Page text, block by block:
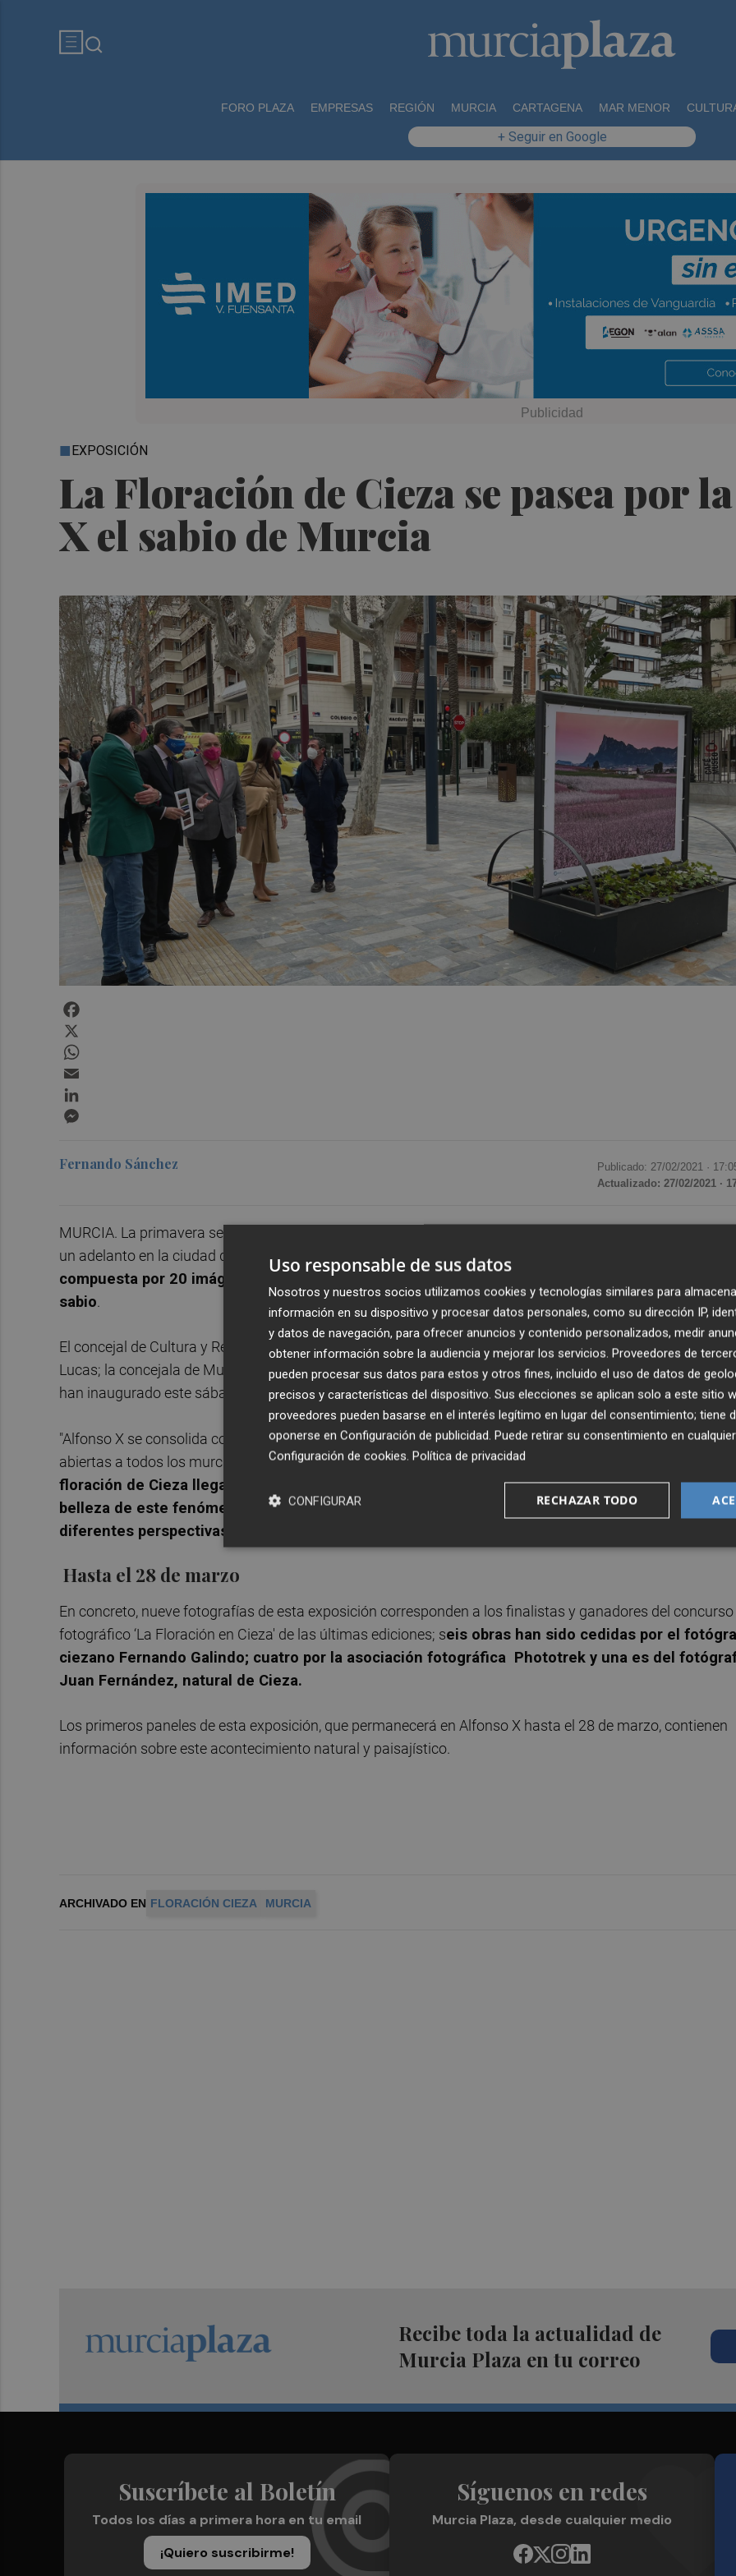
FORO PLAZA EMPRESAS REGIÓN MURCIA CARTAGENA MAR MENOR
+ Seguir en Google
La Floración de Cieza se pasea por
X el sabio de Murcia
EXPOSICIÓN
Fernando Sánchez Publicado: 27/02/2021 ·
Actualizado: 27/02/2021 ·
MURCIA. La primavera se acerca y con ella los colores llegarán a los campos de la Región. Pero ha habido
un adelanto en la ciudad de Murcia. Y
es que la exposición fotográfica ‘Floración de Cieza',
compuesta por 20 imágenes de gran formato, ya se ha instalado en la avenida Alfonso X el
sabio.
El concejal de Cultura y Recuperación del Patrimonio de Murcia, Jesús Pacheco; el alcalde de Cieza,
Lucas; la concejala de Museos de Cieza, Concepción Villa, y el edil de Turismo de Cieza, Antonio Moya, la
han inaugurado este sábado.
"Alfonso X se consolida como un espacio para la cultura, acogiendo numerosas exposiciones al aire libre y
abiertas a todos los murcianos como la que hoy presentamos", destacó Pacheco, quien añadió que "
floración de Cieza llega al paso de Alfonso X El Sabio con una exposición que nos muestra la
belleza de este fenómeno natural único, preámbulo de la primavera murciana, a través de
diferentes perspectivas".
Hasta el 28 de marzo
En concreto, nueve fotografías de esta exposición corresponden a los finalistas y ganadores del concurso
fotográfico ‘La Floración en Cieza' de las últimas ediciones; seis obras han sido cedidas por el
ciezano Fernando Galindo; cuatro por la asociación fotográfica Phototrek y una es del
Juan Fernández, natural de Cieza.
Los primeros paneles de esta exposición, que permanecerá en Alfonso X hasta el 28 de marzo, contienen
información sobre este acontecimiento natural y paisajístico.
ARCHIVADO EN FLORACIÓN CIEZA MURCIA
Recibe toda la actualidad de
Murcia Plaza en tu correo
Suscríbete al Boletín
Todos los días a primera hora en tu email
¡Quiero suscribirme!
Síguenos en redes
Murcia Plaza, desde cualquier medio
Uso responsable de sus datos
Nosotros y nuestros socios utilizamos cookies y tecnologías similares para
información en su dispositivo y procesar datos personales, como su dirección IP,
y datos de navegación, para ofrecer anuncios y contenido personalizados, medir
obtener información sobre la audiencia y mejorar los servicios. Proveedores de
pueden procesar sus datos para estos y otros fines, incluido el uso de datos de
precisos y características del dispositivo. Sus elecciones se aplican solo a este sitio
proveedores pueden basarse en el interés legítimo en lugar del consentimiento; tiene
oponerse en Configuración de publicidad. Puede retirar su consentimiento en
Configuración de cookies. Política de privacidad
RECHAZAR TODO
CONFIGURAR